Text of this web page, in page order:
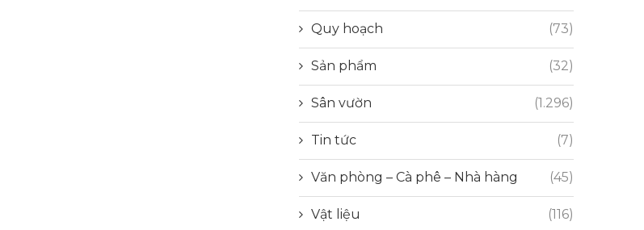
Quy hoạch (73)
Sản phẩm (32)
Sân vườn (1.296)
Tin tức (7)
Văn phòng – Cà phê – Nhà hàng (45)
Vật liệu (116)